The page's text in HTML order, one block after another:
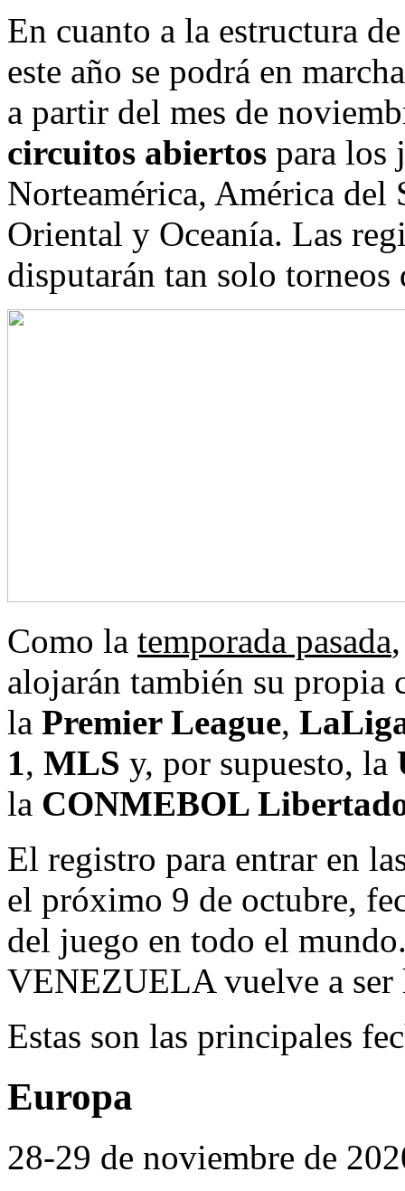
En cuanto a la estructura
este año se podrá en
a partir del mes de
circuitos abiertos para los
Norteamérica, América del
Oriental y Oceanía. Las
disputarán tan solo
Como la temporada pasada
alojarán también su propia
la Premier League,
1, MLS y, por supuesto, la
la CONMEBOL
El registro para entrar en
el próximo 9 de octubre,
del juego en todo el
VENEZUELA vuelve a ser
Estas son las principales
Europa
28-29 de noviembre de